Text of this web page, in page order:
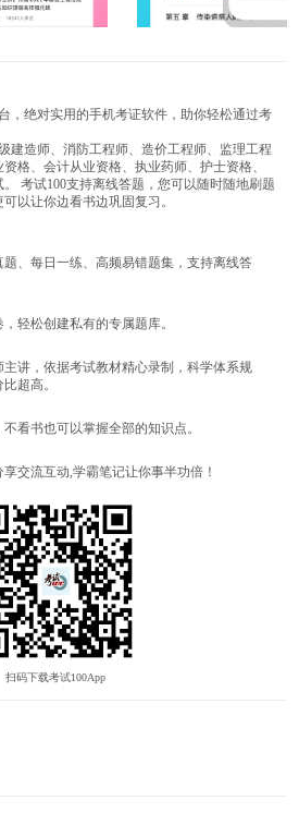
，绝对实用的手机考证软件，助你轻松通过考
建造师、消防工程师、造价工程师、监理工程
格、会计从业资格、执业药师、护士资格、
考试100支持离线答题，您可以随时随地刷题
以让你边看书边巩固复习。
、每日一练、高频易错题集，支持离线答
轻松创建私有的专属题库。
讲，依据考试教材精心录制，科学体系规
超高。
看书也可以掌握全部的知识点。
交流互动,学霸笔记让你事半功倍！
扫码下载考试100App